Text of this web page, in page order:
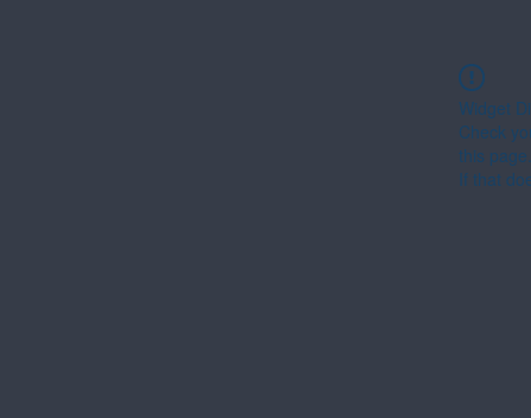
Widget
Check
this page.
If that